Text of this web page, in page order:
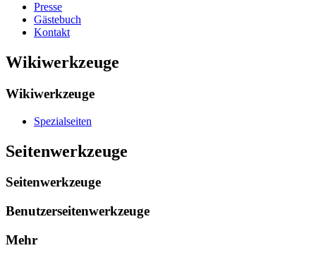
Presse
Gästebuch
Kontakt
Wikiwerkzeuge
Wikiwerkzeuge
Spezialseiten
Seitenwerkzeuge
Seitenwerkzeuge
Benutzerseitenwerkzeuge
Mehr